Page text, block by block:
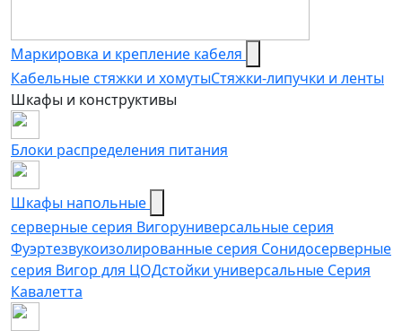
Маркировка и крепление кабеля
Кабельные стяжки и хомутыСтяжки-липучки и ленты
Шкафы и конструктивы
Блоки распределения питания
Шкафы напольные
серверные серия Вигоруниверсальные серия
Фуэртезвукоизолированные серия Сонидосерверные
серия Вигор для ЦОДстойки универсальные Серия
Кавалетта